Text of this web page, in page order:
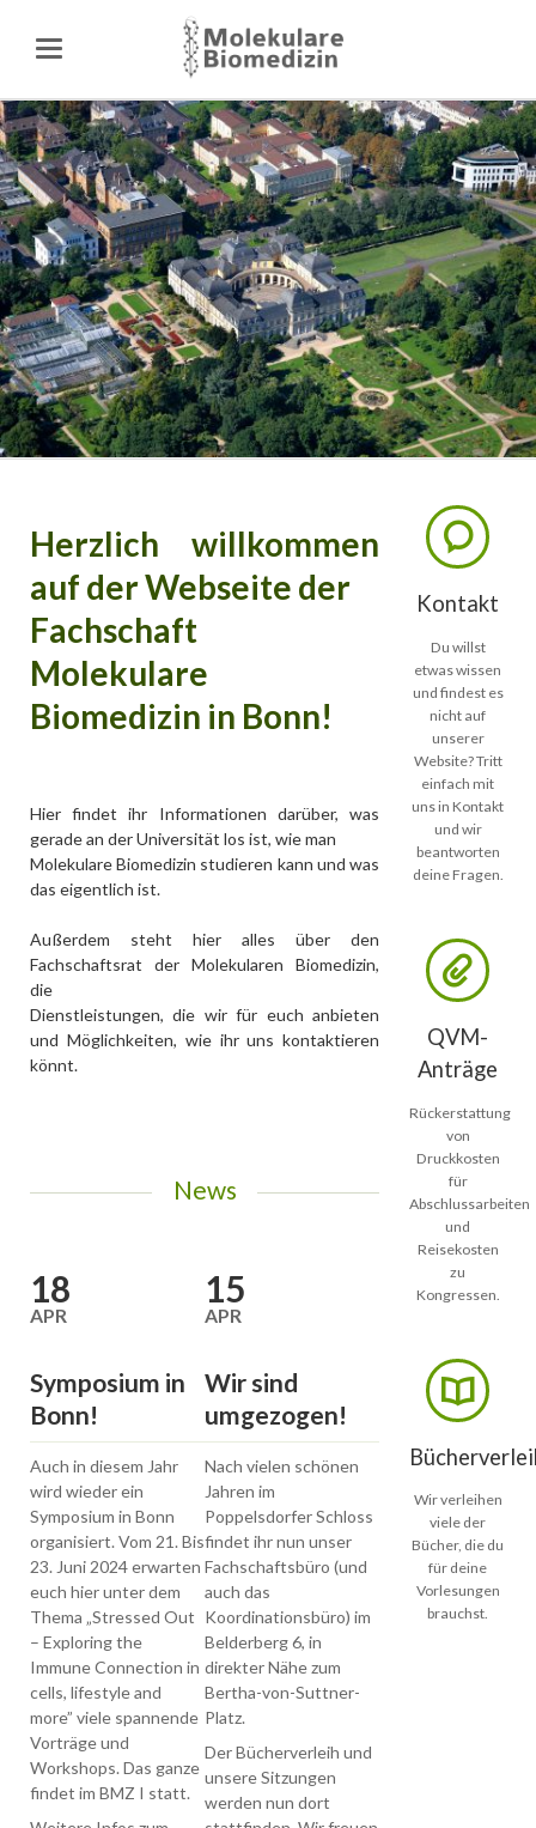
Herzlich willkommen
auf der Webseite der
Fachschaft
Molekulare
Biomedizin in Bonn!
Hier findet ihr Informationen darüber, was
gerade an der Universität los ist, wie man
Molekulare Biomedizin studieren kann und was
das eigentlich ist.
Außerdem steht hier alles über den
Fachschaftsrat der Molekularen Biomedizin,
die
Dienstleistungen, die wir für euch anbieten
und Möglichkeiten, wie ihr uns kontaktieren
könnt.
News
18
APR
Symposium in
Bonn!
Auch in diesem Jahr
wird wieder ein
Symposium in Bonn
organisiert. Vom 21. Bis
23. Juni 2024 erwarten
euch hier unter dem
Thema „Stressed Out
– Exploring the
Immune Connection in
cells, lifestyle and
more” viele spannende
Vorträge und
Workshops. Das ganze
findet im BMZ I statt.
15
APR
Wir sind
umgezogen!
Nach vielen schönen
Jahren im
Poppelsdorfer Schloss
findet ihr nun unser
Fachschaftsbüro (und
auch das
Koordinationsbüro) im
Belderberg 6, in
direkter Nähe zum
Bertha-von-Suttner-
Platz.
Der Bücherverleih und
unsere Sitzungen
werden nun dort
13
Symposium in
Bonn!
Liebe Studierende
Fachschaft
Molekularen
Biomedizin und auch
andere
wir freuen uns euch
Kontakt
Du willst
etwas wissen
und findest es
nicht auf
unserer
Website? Tritt
einfach mit
uns in Kontakt
und wir
beantworten
deine Fragen.
QVM-
Anträge
Rückerstattung
von
Druckkosten
für
Abschlussarbeiten
und
Reisekosten
zu
Kongressen.
Wir verleihen
viele der
Bücher, die du
für deine
Vorlesungen
brauchst.